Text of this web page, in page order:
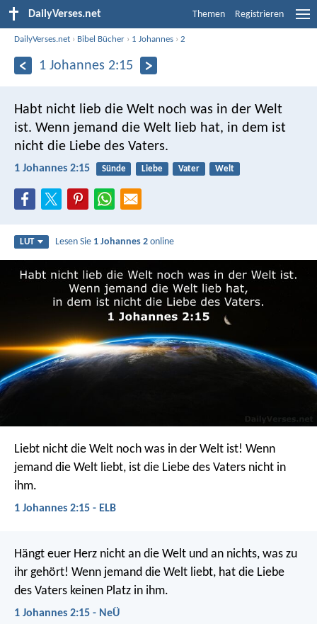
DailyVerses.net Themen Registrieren
DailyVerses.net › Bibel Bücher › 1 Johannes ›2
1 Johannes 2:15
Habt nicht lieb die Welt noch was in der Welt
ist. Wenn jemand die Welt lieb hat, in dem ist
nicht die Liebe des Vaters.
1 Johannes 2:15 Sünde Liebe Vater Welt
LUT Lesen Sie 1 Johannes 2 online
Liebt nicht die Welt noch was in der Welt ist! Wenn
jemand die Welt liebt, ist die Liebe des Vaters nicht in
ihm.
1 Johannes 2:15 - ELB
Hängt euer Herz nicht an die Welt und an nichts, was zu
ihr gehört! Wenn jemand die Welt liebt, hat die Liebe
des Vaters keinen Platz in ihm.
1 Johannes 2:15 - NeÜ